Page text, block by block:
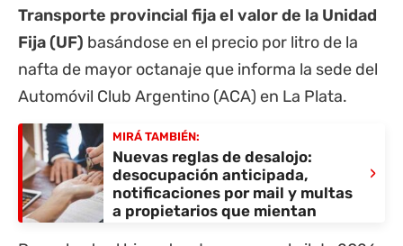
Transporte provincial fija el valor de la Unidad
Fija (UF) basándose en el precio por litro de la
nafta de mayor octanaje que informa la sede del
Automóvil Club Argentino (ACA) en La Plata.
MIRÁ TAMBIÉN:
Nuevas reglas de desalojo:
desocupación anticipada,
notificaciones por mail y multas
a propietarios que mientan
›